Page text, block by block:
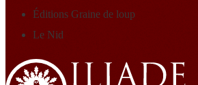
Éditions Graine de loup
Le Nid